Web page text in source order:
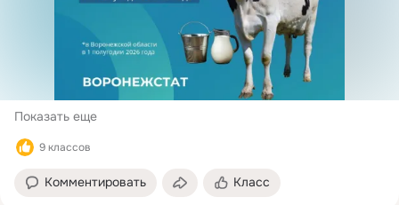
Показать еще
9 классов
Комментировать Класс